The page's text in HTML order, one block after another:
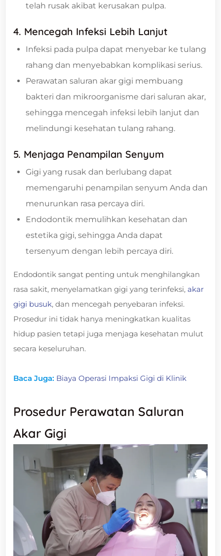
telah rusak akibat kerusakan pulpa.
4. Mencegah Infeksi Lebih Lanjut
Infeksi pada pulpa dapat menyebar ke tulang
rahang dan menyebabkan komplikasi serius.
Perawatan saluran akar gigi membuang
bakteri dan mikroorganisme dari saluran akar,
sehingga mencegah infeksi lebih lanjut dan
melindungi kesehatan tulang rahang.
5. Menjaga Penampilan Senyum
Gigi yang rusak dan berlubang dapat
memengaruhi penampilan senyum Anda dan
menurunkan rasa percaya diri.
Endodontik memulihkan kesehatan dan
estetika gigi, sehingga Anda dapat
tersenyum dengan lebih percaya diri.
Endodontik sangat penting untuk menghilangkan
rasa sakit, menyelamatkan gigi yang terinfeksi, akar
gigi busuk, dan mencegah penyebaran infeksi.
Prosedur ini tidak hanya meningkatkan kualitas
hidup pasien tetapi juga menjaga kesehatan mulut
secara keseluruhan.
Baca Juga: Biaya Operasi Impaksi Gigi di Klinik
Prosedur Perawatan Saluran
Akar Gigi